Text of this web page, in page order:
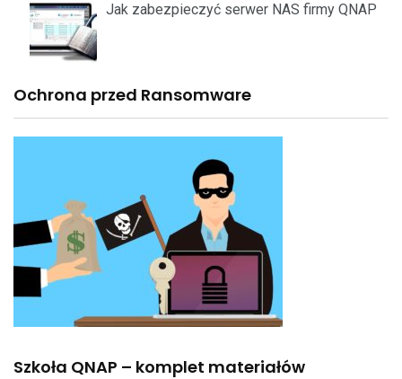
Jak zabezpieczyć serwer NAS firmy QNAP
Ochrona przed Ransomware
Szkoła QNAP – komplet materiałów